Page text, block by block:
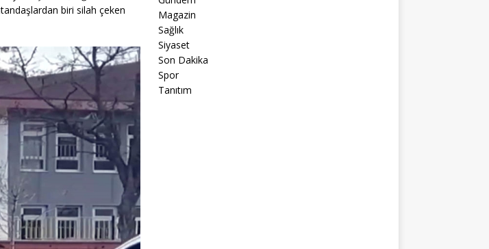
biri silah çeken
Magazin
Sağlık
Siyaset
Son Dakika
Spor
Tanıtım